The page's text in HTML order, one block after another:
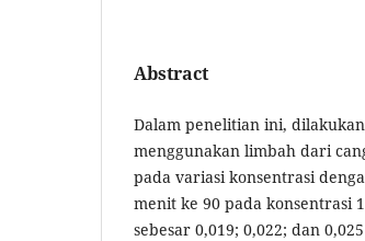
Abstract
Dalam penelitian ini,
menggunakan limbah dari
pada variasi konsentrasi
menit ke 90 pada konsentrasi
sebesar 0,019; 0,022; dan